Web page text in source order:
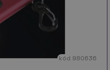
kód 980636